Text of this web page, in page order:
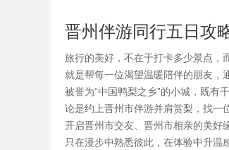
晋州伴游同行五日攻
旅行的美好，不在于打卡多少景点，
就是帮每一位渴望温暖陪伴的朋友，
被誉为“中国鸭梨之乡”的小城，既
论是约上晋州市伴游并肩赏梨，找一
开启晋州市交友、晋州市相亲的美好
只在漫步中熟悉彼此，在体验中升温